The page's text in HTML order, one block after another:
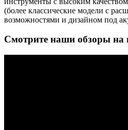
(более классические модели с
возможностями и дизайном под
Смотрите наши обзоры на